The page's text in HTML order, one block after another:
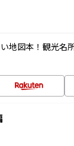
地図本！観光名